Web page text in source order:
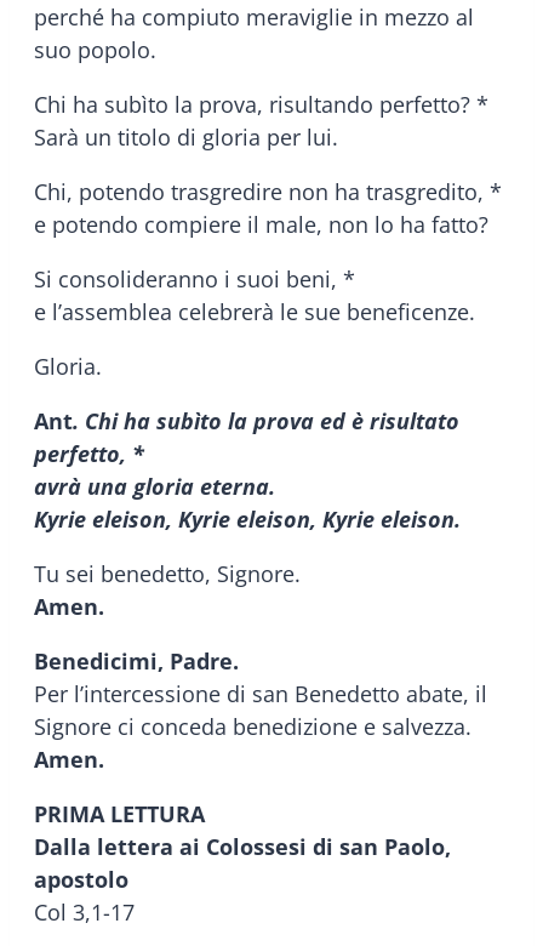
perché ha compiuto meraviglie in mezzo al
suo popolo.
Chi ha subìto la prova, risultando perfetto? *
Sarà un titolo di gloria per lui.
Chi, potendo trasgredire non ha trasgredito, *
e potendo compiere il male, non lo ha fatto?
Si consolideranno i suoi beni, *
e l’assemblea celebrerà le sue beneficenze.
Gloria.
Ant. Chi ha subìto la prova ed è risultato
perfetto, *
avrà una gloria eterna.
Kyrie eleison, Kyrie eleison, Kyrie eleison.
Tu sei benedetto, Signore.
Amen.
Benedicimi, Padre.
Per l’intercessione di san Benedetto abate, il
Signore ci conceda benedizione e salvezza.
Amen.
PRIMA LETTURA
Dalla lettera ai Colossesi di san Paolo,
apostolo
Col 3,1-17